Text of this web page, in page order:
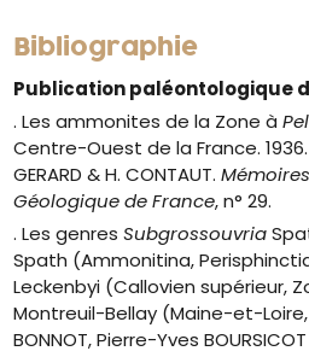
Bibliographie
Publication paléontologique
. Les ammonites de la Zone à
Centre-Ouest de la France.
GERARD & H. CONTAUT.
Géologique de France, n° 29.
. Les genresSubgrossouvria
Spath (Ammonitina,
Leckenbyi (Callovien supérieur,
Montreuil-Bellay (Maine-et-Loire,
BONNOT, Pierre-Yves